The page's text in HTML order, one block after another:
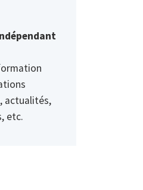
actualités,
etc.